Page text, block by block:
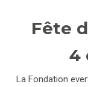
Fête
4
La Fondation